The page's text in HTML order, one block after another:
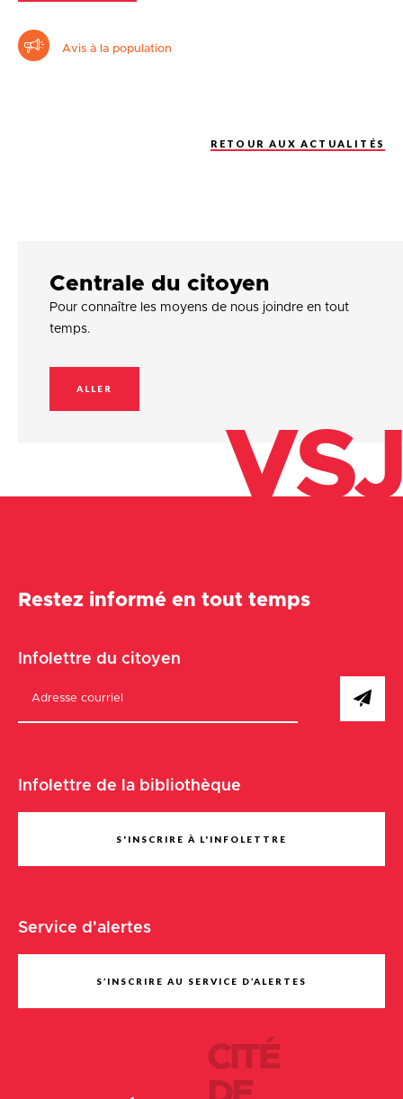
Avis à la population
RETOUR AUX ACTUALITÉS
Centrale du citoyen
Pour connaître les moyens de nous joindre en tout
temps.
ALLER
VSJ
CITÉ
Restez informé en tout temps
Infolettre du citoyen
Infolettre de la bibliothèque
S'INSCRIRE À L'INFOLETTRE
Service d'alertes
S’INSCRIRE AU SERVICE D’ALERTES